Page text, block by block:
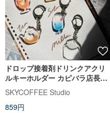
ドロップ接着剤ドリンクアクリ
ルキーホルダー カピバラ店長と
アヒルたち【SKYCOFFEE】
SKYCOFFEE Studio
859円